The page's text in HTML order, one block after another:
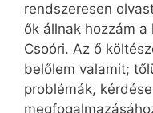
rendszeresen
ők állnak hozzám a
Csoóri. Az ő
belőlem valamit;
problémák,